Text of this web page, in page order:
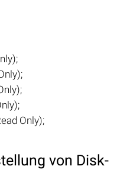
Only);
von Disk-